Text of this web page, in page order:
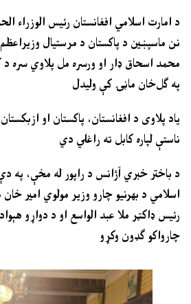
د امارت اسلامي افغانستان رئيس الوزراء
نن ماسپښين د پاکستان د مرستيال
محمد اسحاق ډار او ورسره مل پلاوي سره
په ګل‌خان ماڼۍ کې ولیدل
ياد پلاوی د افغانستان، پاکستان او
ناستې لپاره کابل ته راغلي دي
د باختر خبري آژانس د راپور له مخې، په
اسلامي د بهرنيو چارو وزير مولوي امير
رئيس ډاکټر ملا عبد الواسع او د دواړو
چارواکو ګډون وکړو